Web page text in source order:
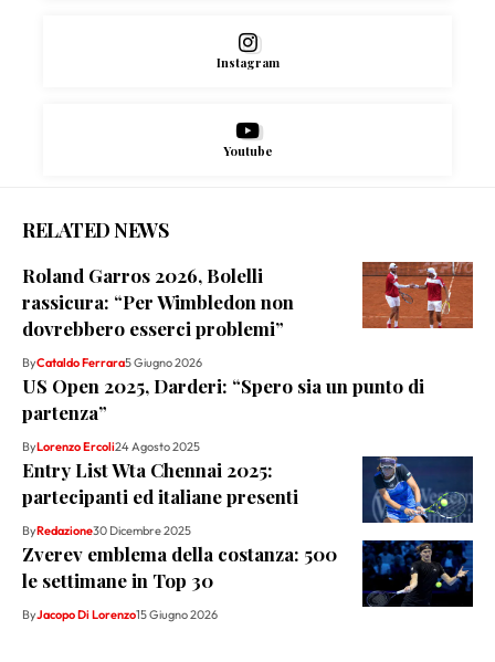
Instagram
Youtube
RELATED NEWS
Roland Garros 2026, Bolelli
rassicura: “Per Wimbledon non
dovrebbero esserci problemi”
ByCataldo Ferrara5 Giugno 2026
US Open 2025, Darderi: “Spero sia un punto di
partenza”
ByLorenzo Ercoli24 Agosto 2025
Entry List Wta Chennai 2025:
partecipanti ed italiane presenti
ByRedazione30 Dicembre 2025
Zverev emblema della costanza: 500
le settimane in Top 30
ByJacopo Di Lorenzo15 Giugno 2026